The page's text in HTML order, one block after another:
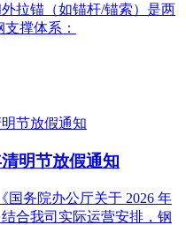
拉锚（如锚杆/锚索）是两
撑体系：
明节放假通知
国务院办公厅关于 2026 年
合我司实际运营安排，钢